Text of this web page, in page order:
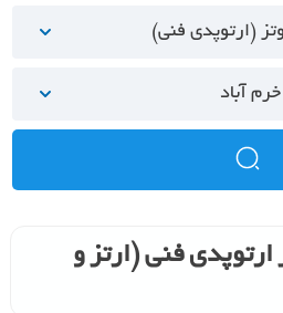
(ارتوپدی فنی)
خرم آباد
فنی (ارتز و